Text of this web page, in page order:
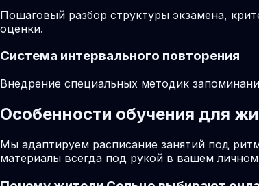
Пошаговый разбор структуры экзамена,
оценки.
Система интервального повторения
Внедрение специальных методик
Особенности обучения для
Мы адаптируем расписание занятий под
материалы всегда под рукой в вашем